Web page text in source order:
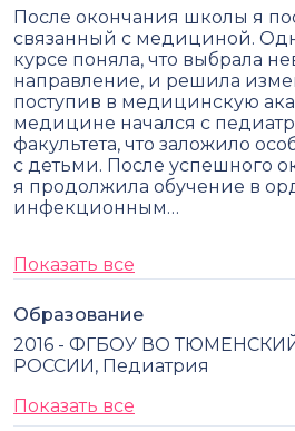
После окончания школы я
связанный с медициной.
курсе поняла, что выбрала
направление, и решила
поступив в медицинскую
медицине начался с
факультета, что заложило
с детьми. После успешного
я продолжила обучение в
инфекционным…
Показать все
Образование
2016 - ФГБОУ ВО
РОССИИ, Педиатрия
Показать все